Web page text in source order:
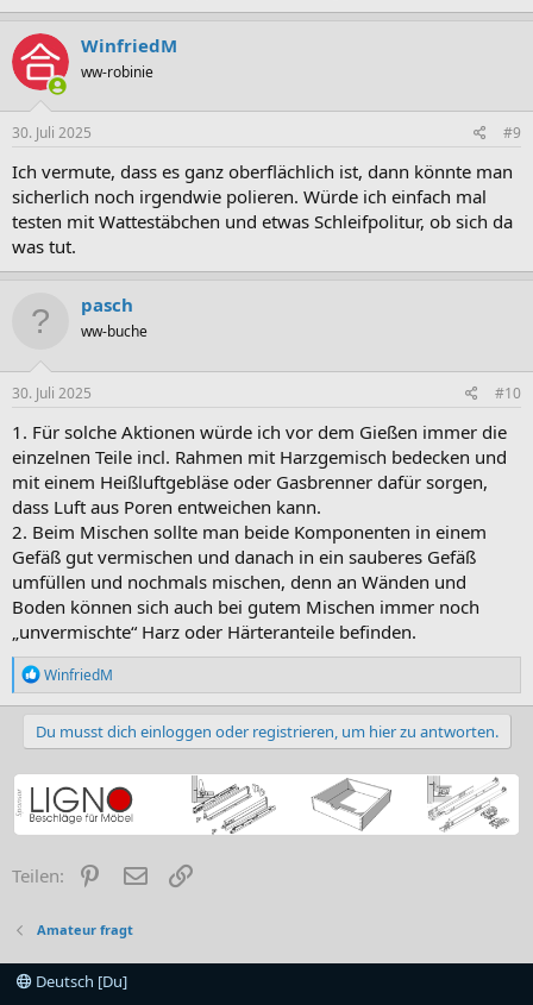
WinfriedM
ww-robinie
30. Juli 2025 #9
Ich vermute, dass es ganz oberflächlich ist, dann könnte man
sicherlich noch irgendwie polieren. Würde ich einfach mal
testen mit Wattestäbchen und etwas Schleifpolitur, ob sich da
was tut.
pasch
ww-buche
30. Juli 2025 #10
1. Für solche Aktionen würde ich vor dem Gießen immer die
einzelnen Teile incl. Rahmen mit Harzgemisch bedecken und
mit einem Heißluftgebläse oder Gasbrenner dafür sorgen,
dass Luft aus Poren entweichen kann.
2. Beim Mischen sollte man beide Komponenten in einem
Gefäß gut vermischen und danach in ein sauberes Gefäß
umfüllen und nochmals mischen, denn an Wänden und
Boden können sich auch bei gutem Mischen immer noch
„unvermischte“ Harz oder Härteranteile befinden.
R
e
a
k
t
o
n
e
WinfriedM
Du musst dich einloggen oder registrieren, um hier zu antworten.
Teilen: PinterestE-Mail
Amateur fragt
Deutsch [Du]